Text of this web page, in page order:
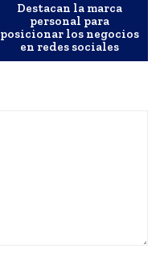
Destacan la marca
personal para
posicionar los negocios
en redes sociales